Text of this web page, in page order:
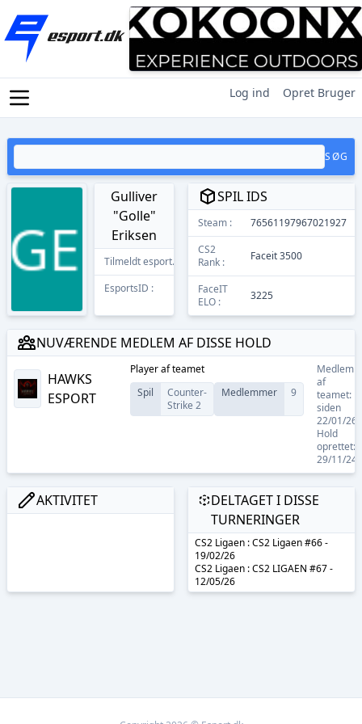
Log ind Opret Bruger
SØG
Gulliver
"Golle"
Eriksen
Tilmeldt esport.dk
22/01/2026
EsportsID :
13991
SPIL IDS
Steam :
76561197967021927
CS2
Rank :
Faceit 3500
FaceIT
ELO :
3225
NUVÆRENDE MEDLEM AF DISSE HOLD
HAWKS
ESPORT
Playeraf teamet
Spil
Counter-
Strike 2
Medlemmer 9
Medlem
af
teamet:
siden
22/01/26
Hold
oprettet:
29/11/24
AKTIVITET
DELTAGET I DISSE
TURNERINGER
CS2 Ligaen : CS2 Ligaen #66 -
19/02/26
CS2 Ligaen : CS2 LIGAEN #67 -
12/05/26